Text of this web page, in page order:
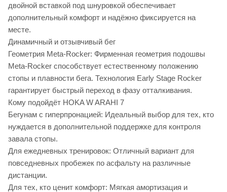
двойной вставкой под шнуровкой обеспечивает
дополнительный комфорт и надёжно фиксируется на
месте.
Динамичный и отзывчивый бег
Геометрия Meta-Rocker: Фирменная геометрия подошвы
Meta-Rocker способствует естественному положению
стопы и плавности бега. Технология Early Stage Rocker
гарантирует быстрый переход в фазу отталкивания.
Кому подойдёт HOKA W ARAHI 7
Бегунам с гиперпронацией: Идеальный выбор для тех, кто
нуждается в дополнительной поддержке для контроля
завала стопы.
Для ежедневных тренировок: Отличный вариант для
повседневных пробежек по асфальту на различные
дистанции.
Для тех, кто ценит комфорт: Мягкая амортизация и